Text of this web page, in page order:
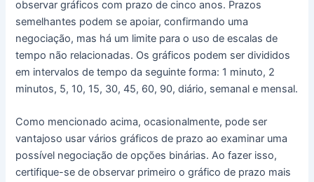
observar gráficos com prazo de cinco anos. Prazos
semelhantes podem se apoiar, confirmando uma
negociação, mas há um limite para o uso de escalas de
tempo não relacionadas. Os gráficos podem ser divididos
em intervalos de tempo da seguinte forma: 1 minuto, 2
minutos, 5, 10, 15, 30, 45, 60, 90, diário, semanal e mensal.
Como mencionado acima, ocasionalmente, pode ser
vantajoso usar vários gráficos de prazo ao examinar uma
possível negociação de opções binárias.Ao fazer isso,
certifique-se de observar primeiro o gráfico de prazo mais